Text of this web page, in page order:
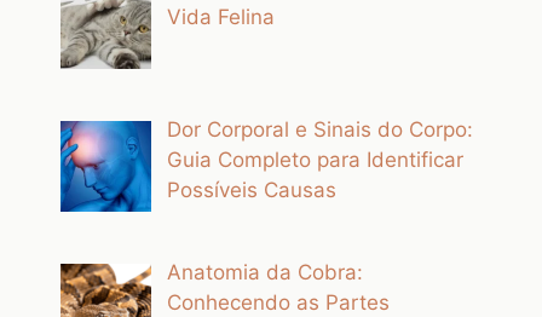
Vida Felina
Dor Corporal e Sinais do Corpo:
Guia Completo para Identificar
Possíveis Causas
Anatomia da Cobra:
Conhecendo as Partes